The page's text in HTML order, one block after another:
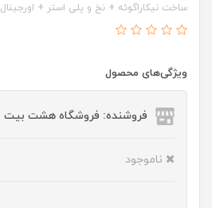
ساخت نیکاراگوئه + نخ و پلی استر + اورجینال
ویژگی‌های محصول
فروشنده: فروشگاه هشت بیت
ناموجود